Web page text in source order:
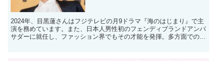
2024年、目黒蓮さんはフジテレビの月9ドラマ『海のはじまり』で主
演を務めています。また、日本人男性初のフェンディブランドアンバ
サダーに就任し、ファッション界でもその才能を発揮。多方面での活